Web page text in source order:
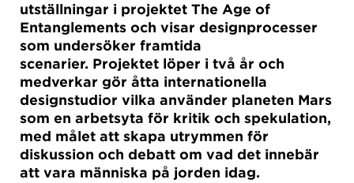
utställningar i projektet The Age of
Entanglements och visar designprocesser
som undersöker framtida
scenarier. Projektet löper i två år och
medverkar gör åtta internationella
designstudior vilka använder planeten Mars
som en arbetsyta för kritik och spekulation,
med målet att skapa utrymmen för
diskussion och debatt om vad det innebär
att vara människa på jorden idag.